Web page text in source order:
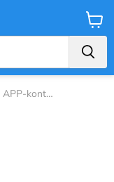
Kurv
4DRC V10 2.4G 3.5CH - 4K-kamera APP-kontro...